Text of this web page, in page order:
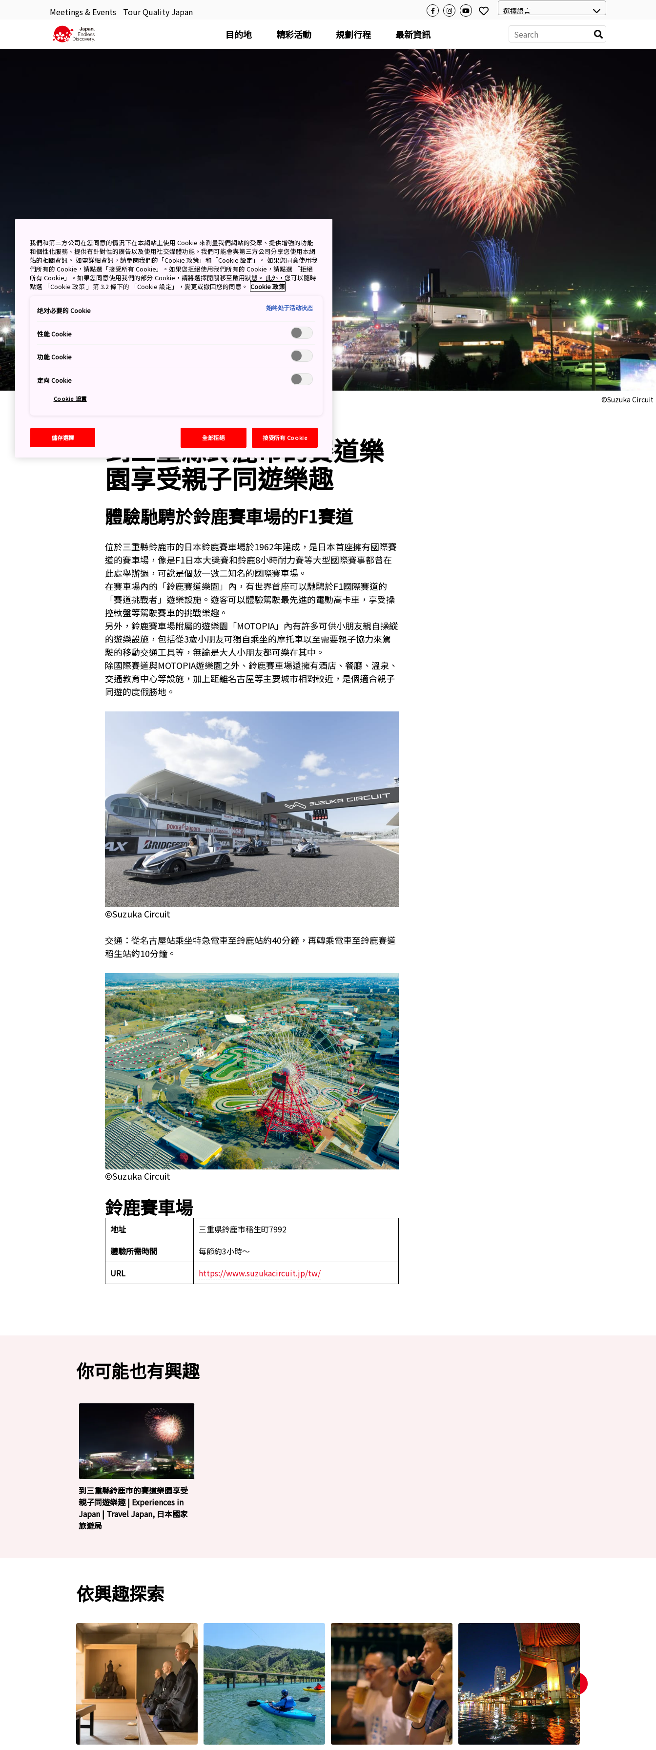
Meetings & Events Tour Quality Japan
目的地 精彩活動 規劃行程 最新資訊
©Suzuka Circuit
到三重縣鈴鹿市的賽道樂
園享受親子同遊樂趣
體驗馳騁於鈴鹿賽車場的F1賽道
位於三重縣鈴鹿市的日本鈴鹿賽車場於1962年建成，是日本首座擁有國際賽
道的賽車場，像是F1日本大獎賽和鈴鹿8小時耐力賽等大型國際賽事都曾在
此處舉辦過，可說是個數一數二知名的國際賽車場。
在賽車場內的「鈴鹿賽道樂園」內，有世界首座可以馳騁於F1國際賽道的
「賽道挑戰者」遊樂設施。遊客可以體驗駕駛最先進的電動高卡車，享受操
控軚盤等駕駛賽車的挑戰樂趣。
另外，鈴鹿賽車場附屬的遊樂園「MOTOPIA」內有許多可供小朋友親自操縱
的遊樂設施，包括從3歲小朋友可獨自乘坐的摩托車以至需要親子協力來駕
駛的移動交通工具等，無論是大人小朋友都可樂在其中。
除國際賽道與MOTOPIA遊樂園之外、鈴鹿賽車場還擁有酒店、餐廳、溫泉、
交通教育中心等設施，加上距離名古屋等主要城市相對較近，是個適合親子
同遊的度假勝地。
©Suzuka Circuit
交通：從名古屋站乘坐特急電車至鈴鹿站約40分鐘，再轉乘電車至鈴鹿賽道
稻生站約10分鐘。
©Suzuka Circuit
鈴鹿賽車場
地址
三重県鈴鹿市稲生町7992
體驗所需時間
每節約3小時～
URL
https://www.suzukacircuit.jp/tw/
你可能也有興趣
到三重縣鈴鹿市的賽道樂園享受
親子同遊樂趣 | Experiences in
Japan | Travel Japan, 日本國家
旅遊局
依興趣探索
我們和第三方公司在您同意的情況下在本網站上使用 Cookie 來測量我們網站的受眾、提供增強的功能
和個性化服務、提供有針對性的廣告以及使用社交媒體功能。我們可能會與第三方公司分享您使用本網
站的相關資訊。 如需詳細資訊，請參閱我們的「Cookie 政策」和「Cookie 設定」。 如果您同意使用我
們所有的 Cookie，請點選「接受所有 Cookie」。如果您拒絕使用我們所有的 Cookie，請點選 「拒絕
所有 Cookie」。如果您同意使用我們的部分 Cookie，請將選擇開關移至啟用狀態。 此外，您可以隨時
點選 「Cookie 政策 」第 3.2 條下的 「Cookie 設定」，變更或撤回您的同意。 Cookie 政策
绝对必要的 Cookie 始终处于活动状态
性能 Cookie
功能 Cookie
定向 Cookie
Cookie 设置
儲存選擇 全部拒絕 接受所有 Cookie